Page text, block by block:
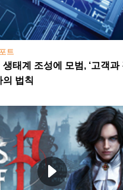
트
태계 조성에 모범, ‘고객과
의 법칙